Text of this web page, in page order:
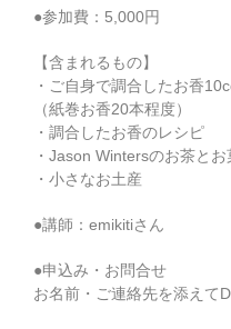
●参加費：5,000円
【含まれるもの】
・ご自身で調合したお香
（紙巻お香20本程度）
・調合したお香のレシピ
・Jason Wintersのお茶とお
・小さなお土産
●講師：emikitiさん
●申込み・お問合せ
お名前・ご連絡先を添えて